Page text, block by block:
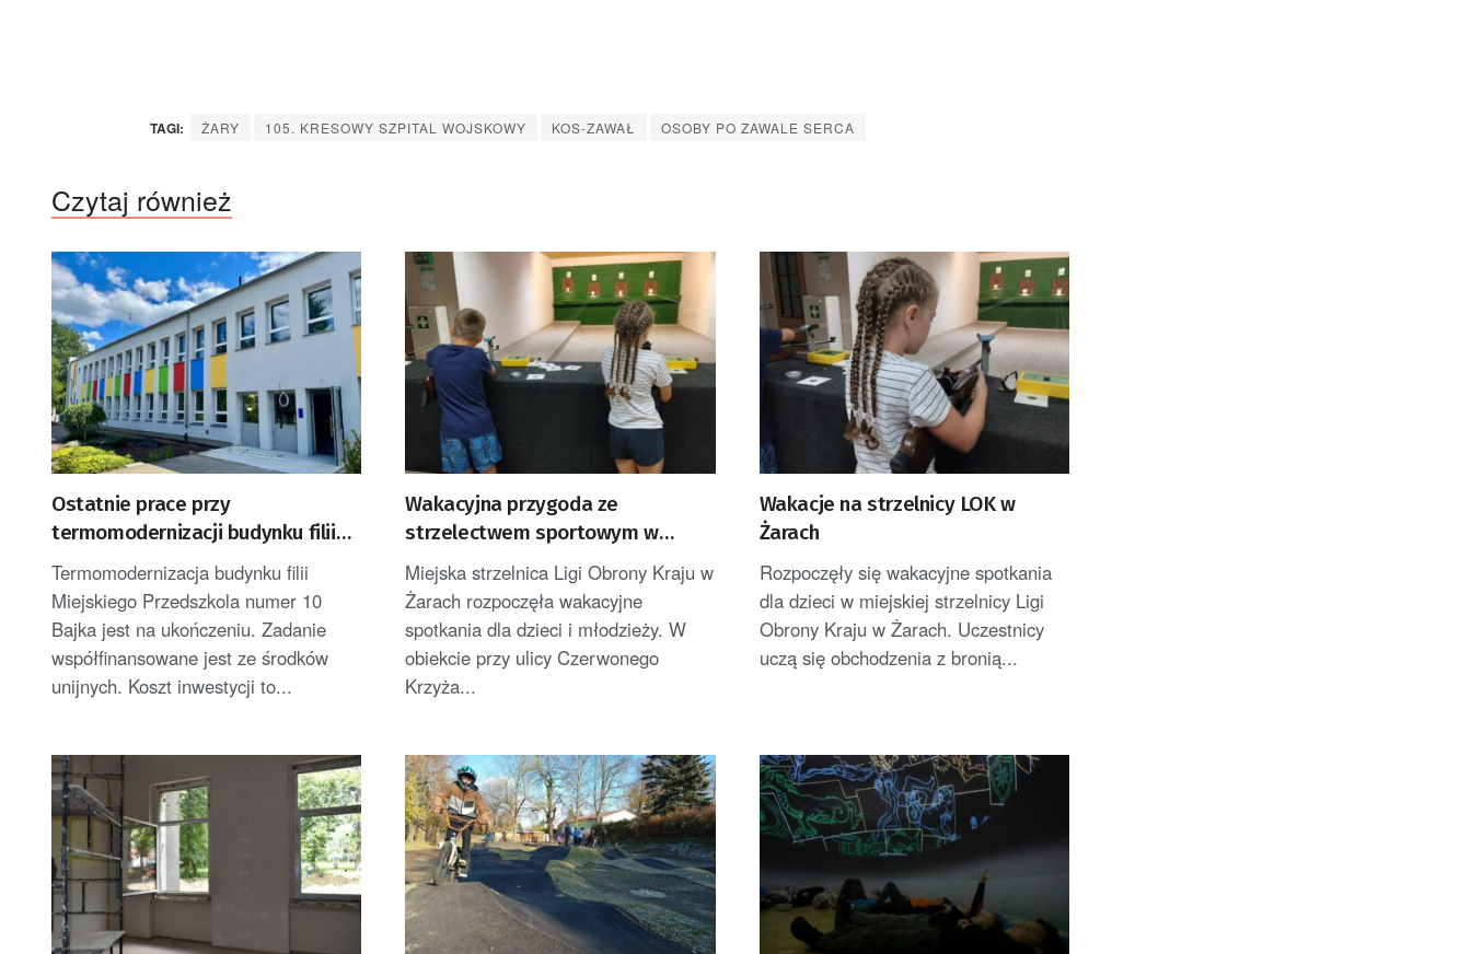
TAGI: ŻARY 105. KRESOWY SZPITAL WOJSKOWY KOS-ZAWAŁ OSOBY PO ZAWALE SERCA
Czytaj również
Ostatnie prace przy
termomodernizacji budynku filii
przedszkola Bajka
Termomodernizacja budynku filii
Miejskiego Przedszkola numer 10
Bajka jest na ukończeniu. Zadanie
współfinansowane jest ze środków
unijnych. Koszt inwestycji to...
Wakacyjna przygoda ze
strzelectwem sportowym w
Żarach
Miejska strzelnica Ligi Obrony Kraju w
Żarach rozpoczęła wakacyjne
spotkania dla dzieci i młodzieży. W
obiekcie przy ulicy Czerwonego
Krzyża...
Wakacje na strzelnicy LOK w
Żarach
Rozpoczęły się wakacyjne spotkania
dla dzieci w miejskiej strzelnicy Ligi
Obrony Kraju w Żarach. Uczestnicy
uczą się obchodzenia z bronią...